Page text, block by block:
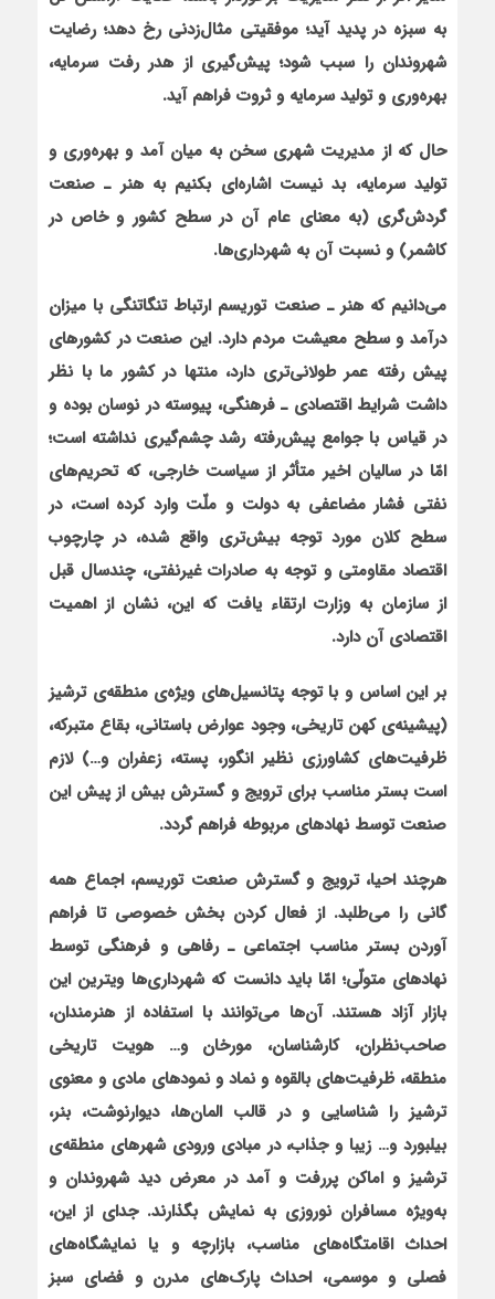
به سبزه در پدید آید؛ موفقیتی مثال‌زدنی رخ دهد؛ رضایت
شهروندان را سبب شود؛ پیش‌گیری از هدر رفت سرمایه،
بهره‌وری و تولید سرمایه و ثروت فراهم آید.
حال که از مدیریت شهری سخن به میان آمد و بهره‌وری و
تولید سرمایه، بد نیست اشاره‌ای بکنیم به هنرـ صنعت
گردش‌گری (به معنای عام آن در سطح کشور و خاص در
کاشمر) و نسبت آن به شهرداری‌ها.
می‌دانیم که هنرـصنعت توریسم ارتباط تنگاتنگی با میزان
درآمد و سطح معیشت مردم دارد. این صنعت در کشورهای
پیش رفته عمر طولانی‌تری دارد، منتها در کشور ما با نظر
داشت شرایط اقتصادی ـفرهنگی، پیوسته در نوسان بوده و
در قیاس با جوامع پیش‌رفته رشد چشم‌گیری نداشته است؛
امّا در سالیان اخیر متأثر از سیاست خارجی، که تحریم‌های
نفتی فشار مضاعفی به دولت و ملّت وارد کرده است، در
سطح کلان مورد توجه بیش‌تری واقع شده، در چارچوب
اقتصاد مقاومتی و توجه به صادرات غیرنفتی، چندسال قبل
از سازمان به وزارت ارتقاء یافت که این، نشان از اهمیت
اقتصادی آن دارد.
بر این اساس و با توجه پتانسیل‌های ویژه‌ی منطقه‌ی ترشیز
(پیشینه‌ی کهن تاریخی، وجود عوارض باستانی، بقاع متبرکه،
ظرفیت‌های کشاورزی نظیر انگور، پسته، زعفران و…) لازم
است بستر مناسب برای ترویج و گسترش بیش از پیش این
صنعت توسط نهادهای مربوطه فراهم گردد.
هرچند احیا، ترویج و گسترش صنعت توریسم، اجماع همه‏
گانی را می‌طلبد. از فعال کردن بخش خصوصی تا فراهم
آوردن بستر مناسب اجتماعی ـ رفاهی و فرهنگی توسط
نهادهای متولّی؛ امّا باید دانست که شهرداری‌ها ویترین این
بازار آزاد هستند. آن‌ها می‌توانند با استفاده از هنرمندان،
صاحب‌نظران، کارشناسان، مورخان و… هویت تاریخی
منطقه، ظرفیت‌های بالقوه و نماد و نمودهای مادی و معنوی
ترشیز را شناسایی و در قالب المان‌ها، دیوارنوشت، بنر،
بیلبورد و… زیبا و جذاب، در مبادی ورودی شهرهای منطقه‌ی
ترشیز و اماکن پررفت و آمد در معرض دید شهروندان و
به‌ویژه مسافران نوروزی به نمایش بگذارند. جدای از این،
احداث اقامتگاه‌های مناسب، بازارچه و یا نمایشگاه‌های
فصلی و موسمی، احداث پارک‌های مدرن و فضای سبز